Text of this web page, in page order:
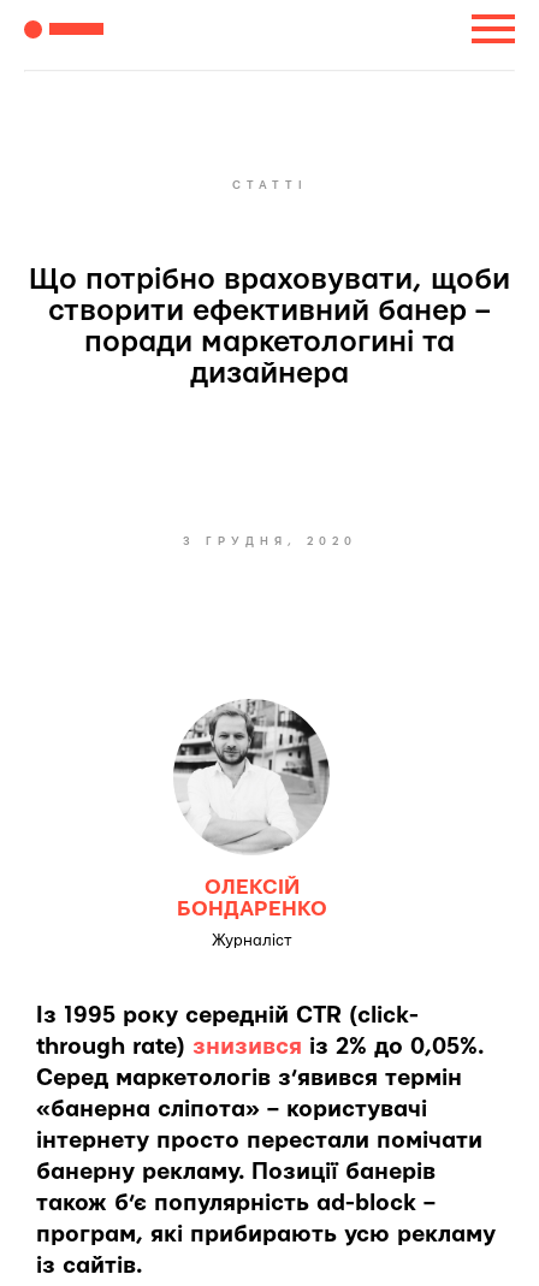
СТАТТІ
Що потрібно враховувати, щоби
створити ефективний банер –
поради маркетологині та
дизайнера
3 ГРУДНЯ, 2020
ОЛЕКСІЙ
БОНДАРЕНКО
Журналіст
Із 1995 року середній CTR (click-
through rate) знизився із 2% до 0,05%.
Серед маркетологів з’явився термін
«банерна сліпота» – користувачі
інтернету просто перестали помічати
банерну рекламу. Позиції банерів
також б’є популярність ad-block –
програм, які прибирають усю рекламу
із сайтів.